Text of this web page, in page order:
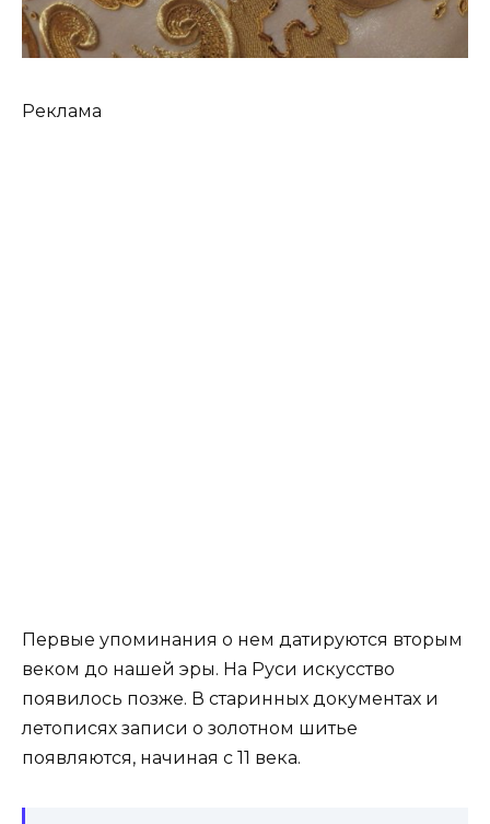
Реклама
Первые упоминания о нем датируются вторым
веком до нашей эры. На Руси искусство
появилось позже. В старинных документах и
летописях записи о золотном шитье
появляются, начиная с 11 века.